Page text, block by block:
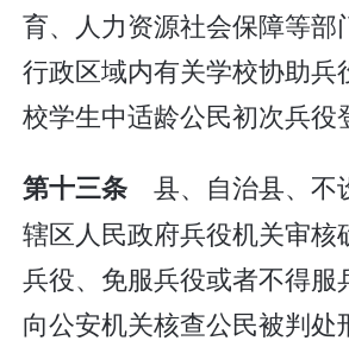
育、人力资源社会保障等部
行政区域内有关学校协助兵
校学生中适龄公民初次兵役
第十三条县、自治县、不
辖区人民政府兵役机关审核
兵役、免服兵役或者不得服
向公安机关核查公民被判处